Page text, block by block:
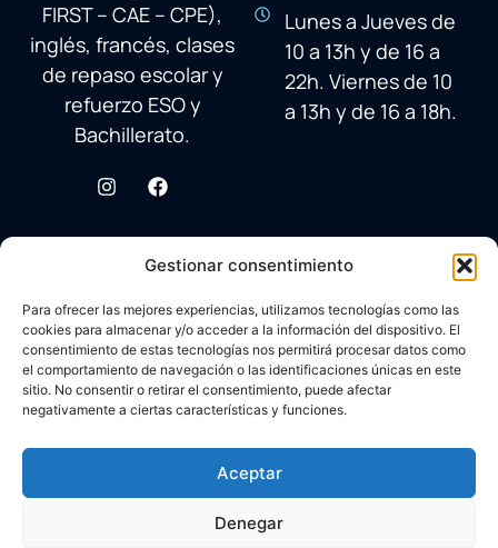
Gestionar consentimiento
Para ofrecer las mejores experiencias, utilizamos tecnologías como las
cookies para almacenar y/o acceder a la información del dispositivo. El
consentimiento de estas tecnologías nos permitirá procesar datos como
el comportamiento de navegación o las identificaciones únicas en este
sitio. No consentir o retirar el consentimiento, puede afectar
negativamente a ciertas características y funciones.
Aceptar
Denegar
FIRST – CAE – CPE),
inglés, francés, clases
de repaso escolar y
refuerzo ESO y
Bachillerato.
Lunes a Jueves de
10 a 13h y de 16 a
22h. Viernes de 10
a 13h y de 16 a 18h.
Carlos Corral
Brandy&Co